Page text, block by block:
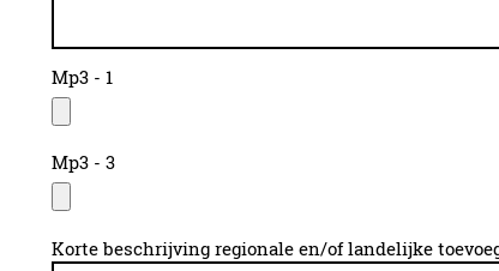
Mp3 - 1
Mp3 - 3
Korte beschrijving regionale en/of landelijke